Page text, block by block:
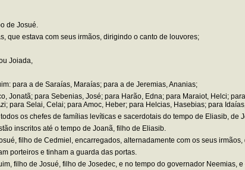
de Josué.
que estava com seus irmãos, dirigindo o canto de louvores;
Joiada,
para a de Saraías, Maraías; para a de Jeremias, Ananias;
Jonatã; para Sebenias, José; para Harão, Edna; para Maraiot, Helci;
para Selai, Celai; para Amoc, Heber; para Helcias, Hasebias; para
os chefes de famílias levíticas e sacerdotais do tempo de Eliasib, de
inscritos até o tempo de Joanã, filho de Eliasib.
filho de Cedmiel, encarregados, alternadamente com os seus
porteiros e tinham a guarda das portas.
filho de Josué, filho de Josedec, e no tempo do governador Neemias, e